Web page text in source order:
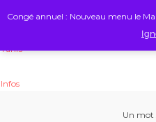
Menu
Tarifs
Infos
Un mot
Congé annuel : Nouveau menu le